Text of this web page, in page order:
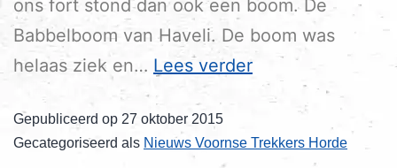
ons fort stond dan ook een boom. De
Babbelboom van Haveli. De boom was
helaas ziek en… Lees verder
Gepubliceerd op 27 oktober 2015
Gecategoriseerd als Nieuws Voornse Trekkers Horde